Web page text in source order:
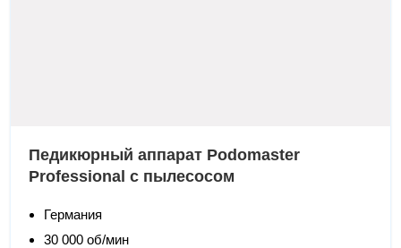
Педикюрный аппарат Podomaster
Professional с пылесосом
Германия
30 000 об/мин